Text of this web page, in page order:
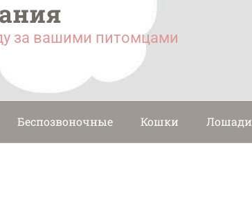
за вашими питомцами
Беспозвоночные Кошки Лошади